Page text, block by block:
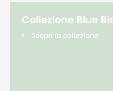
Collezione Blue
Scopri la collezione